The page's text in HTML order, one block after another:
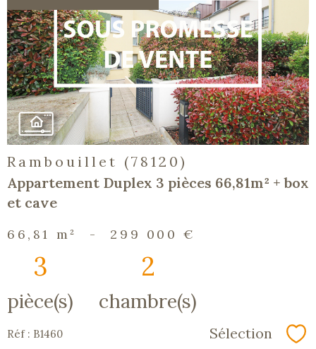
voir le
bien
Rambouillet (78120)
Appartement Duplex 3 pièces 66,81m² + box
et cave
66,81 m² - 299 000 €
3
pièce(s)
2
chambre(s)
Réf : B1460 Sélection